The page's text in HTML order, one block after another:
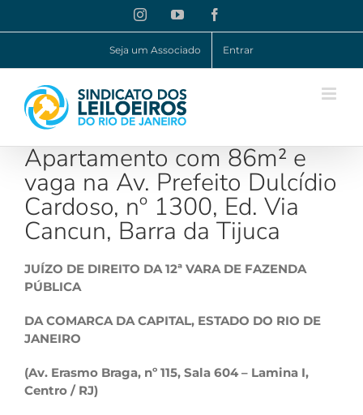
InstagramYouTube
Seja um Associado Entrar
Apartamento com 86m² e
vaga na Av. Prefeito Dulcídio
Cardoso, nº 1300, Ed. Via
Cancun, Barra da Tijuca
JUÍZO DE DIREITO DA 12ª VARA DE FAZENDA
PÚBLICA
DA COMARCA DA CAPITAL, ESTADO DO RIO DE
JANEIRO
(Av. Erasmo Braga, nº 115, Sala 604– Lamina I,
Centro / RJ)